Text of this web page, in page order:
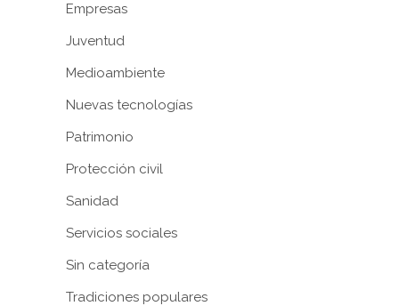
Empresas
Juventud
Medioambiente
Nuevas tecnologías
Patrimonio
Protección civil
Sanidad
Servicios sociales
Sin categoría
Tradiciones populares